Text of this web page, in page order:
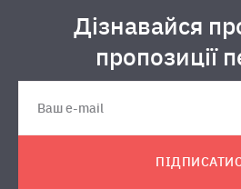
Дізнавайся
пропозиції